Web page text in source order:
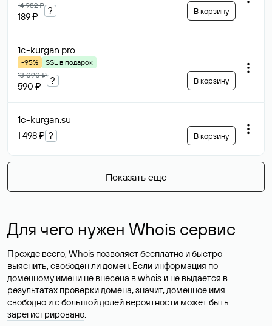
14 982 ₽
189 ₽
? В корзину
1c-kurgan.pro
-95%
SSL в подарок
13 090 ₽
590 ₽
? В корзину
1c-kurgan.su
1 498 ₽ ? В корзину
Показать еще
Для чего нужен Whois сервис
Прежде всего, Whois позволяет бесплатно и быстро
выяснить, свободен ли домен. Если информация по
доменному имени не внесена в whois и не выдается в
результатах проверки домена, значит, доменное имя
свободно и с большой долей вероятности может быть
зарегистрировано.